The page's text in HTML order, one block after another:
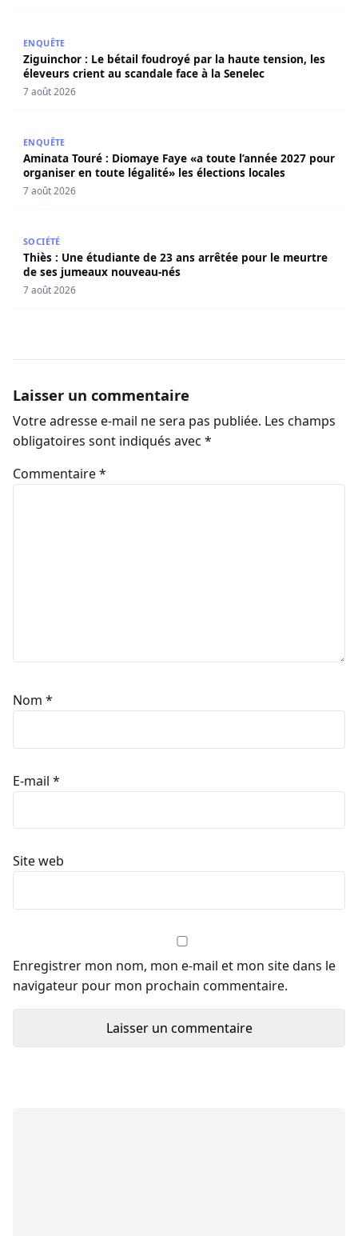
ENQUÊTE
Ziguinchor : Le bétail foudroyé par la haute tension, les
éleveurs crient au scandale face à la Senelec
7 août 2026
ENQUÊTE
Aminata Touré : Diomaye Faye «a toute l’année 2027 pour
organiser en toute légalité» les élections locales
7 août 2026
SOCIÉTÉ
Thiès : Une étudiante de 23 ans arrêtée pour le meurtre
de ses jumeaux nouveau-nés
7 août 2026
Laisser un commentaire
Votre adresse e-mail ne sera pas publiée. Les champs
obligatoires sont indiqués avec *
Commentaire*
Nom *
E-mail *
Site web
Enregistrer mon nom, mon e-mail et mon site dans le
navigateur pour mon prochain commentaire.